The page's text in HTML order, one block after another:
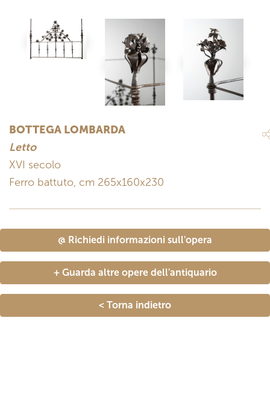
BOTTEGA LOMBARDA
Letto
XVI secolo
Ferro battuto, cm 265x160x230
@ Richiedi informazioni sull'opera
+ Guarda altre opere dell'antiquario
< Torna indietro